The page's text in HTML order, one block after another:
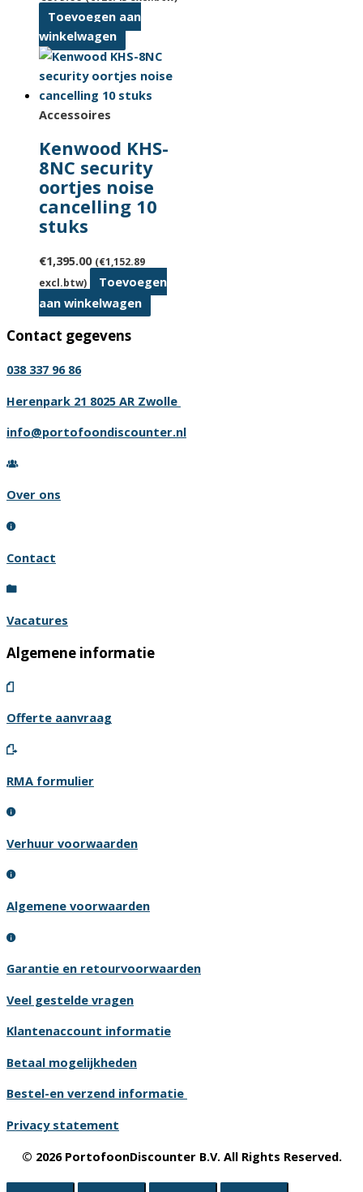
Toevoegen aan
winkelwagen
Accessoires
Kenwood KHS-
8NC security
oortjes noise
cancelling 10
stuks
€1,395.00 (€1,152.89
excl.btw)
Toevoegen
aan winkelwagen
Contact gegevens
038 337 96 86
Herenpark 21 8025 AR Zwolle
info@portofoondiscounter.nl
Over ons
Contact
Vacatures
Algemene informatie
Offerte aanvraag
RMA formulier
Verhuur voorwaarden
Algemene voorwaarden
Garantie en retourvoorwaarden
Veel gestelde vragen
Klantenaccount informatie
Betaal mogelijkheden
Bestel-en verzend informatie
Privacy statement
© 2026 PortofoonDiscounter B.V. All Rights Reserved.